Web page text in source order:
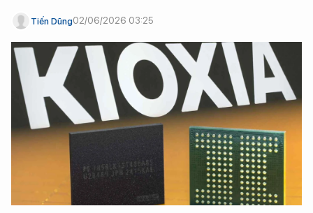
Tiến Dũng02/06/2026 03:25